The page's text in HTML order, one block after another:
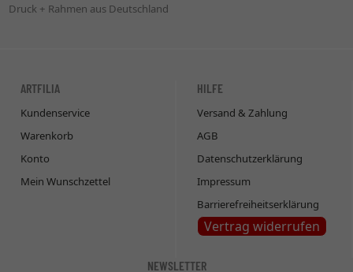
Druck + Rahmen aus Deutschland
ARTFILIA
Kundenservice
Warenkorb
Konto
Mein Wunschzettel
HILFE
Versand & Zahlung
AGB
Datenschutzerklärung
Impressum
Barrierefreiheitserklärung
Vertrag widerrufen
NEWSLETTER